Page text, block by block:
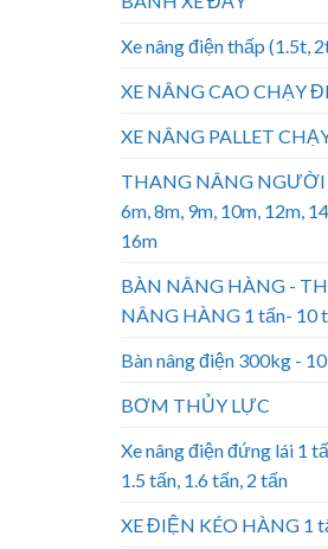
Xe nâng điện thấp (1.5t,
XE NÂNG CAO CHẠY
XE NÂNG PALLET
THANG NÂNG NGƯỜI
6m, 8m, 9m, 10m, 12m,
16m
BÀN NÂNG HÀNG -
NÂNG HÀNG 1 tấn- 10
Bàn nâng điện 300kg -
BƠM THỦY LỰC
Xe nâng điện đứng lái 1
1.5 tấn, 1.6 tấn, 2 tấn
XE ĐIỆN KÉO HÀNG 1